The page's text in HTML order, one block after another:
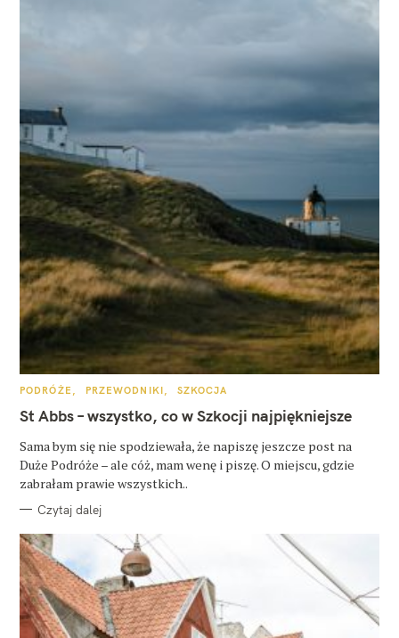
K
T
E
O
R
I
PODRÓŻE PRZEWODNIKI SZKOCJA
St Abbs – wszystko, co w Szkocji najpiękniejsze
Sama bym się nie spodziewała, że napiszę jeszcze post na
Duże Podróże – ale cóż, mam wenę i piszę. O miejscu, gdzie
zabrałam prawie wszystkich..
Czytaj dalej